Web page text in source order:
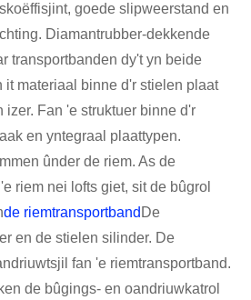
goede slipweerstand en
Diamantrubber-dekkende
transportbanden dy't yn beide
it materiaal binne d'r stielen plaat
izer. Fan 'e struktuer binne d'r
en yntegraal plaattypen.
ûnder de riem. As de
riem nei lofts giet, sit de bûgrol
de riemtransportband De
en de stielen silinder. De
fan 'e riemtransportband.
de bûgings- en oandriuwkatrol